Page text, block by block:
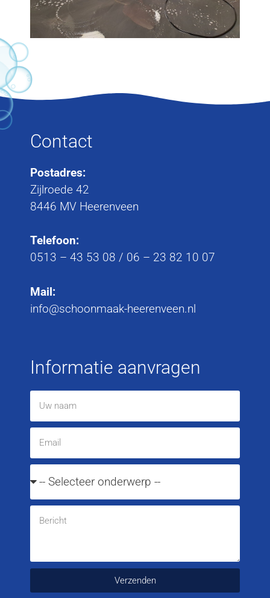
Contact
Postadres:
Zijlroede 42
8446 MV Heerenveen
Telefoon:
0513 – 43 53 08 / 06 – 23 82 10 07
Mail:
info@schoonmaak-heerenveen.nl
Informatie aanvragen
Verzenden